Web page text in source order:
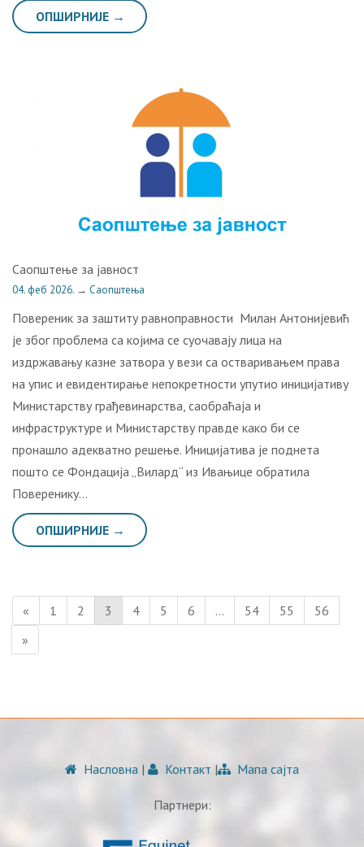
ОПШИРНИЈЕ →
Саопштење за јавност
04. феб 2026. → Саопштења
Повереник за заштиту равноправности Милан Антонијевић
је због проблема са којима се суочавају лица на
издржавању казне затвора у вези са остваривањем права
на упис и евидентирање непокретности упутио иницијативу
Министарству грађевинарства, саобраћаја и
инфраструктуре и Министарству правде како би се
пронашло адекватно решење. Иницијатива је поднета
пошто се Фондација „Вилард“ из Ивањице обратила
Поверенику…
ОПШИРНИЈЕ →
« 1 2 3 4 5 6 … 54 55
56
»
Насловна | Контакт | Мапа сајта
Партнери: